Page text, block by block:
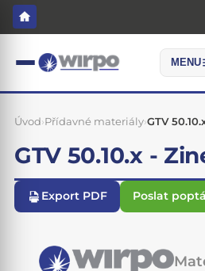
MENU
Úvod›Přídavné materiály›GTV
GTV 50.10.x -
Export PDF Poslat